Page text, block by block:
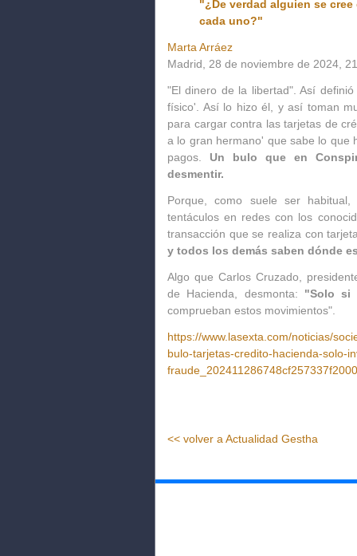
"¿De verdad alguien se
cada uno?"
Marta Arráez
Madrid, 28 de noviembre de 2024,
"El dinero de la libertad". Así
físico'. Así lo hizo él, y así toman
para cargar contra las tarjetas de
a lo gran hermano' que sabe lo que
pagos. Un bulo que en
desmentir.
Porque, como suele ser
tentáculos en redes con los
transacción que se realiza con
y todos los demás saben dónde
Algo que Carlos Cruzado,
de Hacienda, desmonta: "Solo si
comprueban estos movimientos".
https://www.lasexta.com/noticias/
bulo-tarjetas-credito-hacienda-solo-
<< volver a Actualidad Gestha